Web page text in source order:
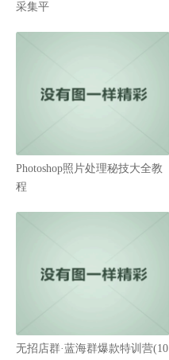
采集平
Photoshop照片处理秘技大全教
程
无招店群·蓝海群爆款特训营(10